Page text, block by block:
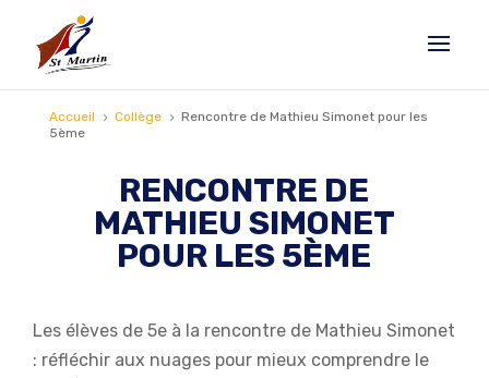
Accueil 5 Collège 5 Rencontre de Mathieu Simonet pour les
5ème
RENCONTRE DE
MATHIEU SIMONET
POUR LES 5ÈME
Les élèves de 5e à la rencontre de Mathieu Simonet
: réfléchir aux nuages pour mieux comprendre le